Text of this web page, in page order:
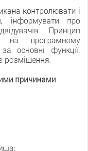
контролювати і
інформувати про
Принцип
на програмному
основні функції.
розміщення.
причинами